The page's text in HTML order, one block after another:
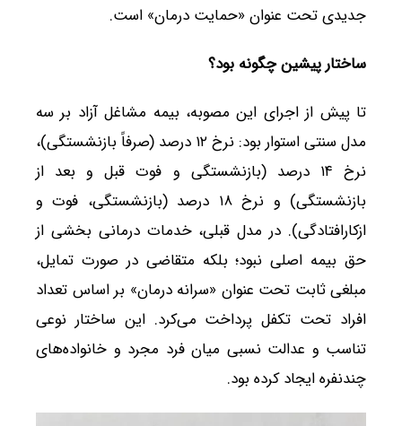
جدیدی تحت عنوان «حمایت درمان» است.
ساختار پیشین چگونه بود؟
تا پیش از اجرای این مصوبه، بیمه مشاغل آزاد بر سه
مدل سنتی استوار بود: نرخ ۱۲ درصد (صرفاً بازنشستگی)،
نرخ ۱۴ درصد (بازنشستگی و فوت قبل و بعد از
بازنشستگی) و نرخ ۱۸ درصد (بازنشستگی، فوت و
ازکارافتادگی). در مدل قبلی، خدمات درمانی بخشی از
حق بیمه اصلی نبود؛ بلکه متقاضی در صورت تمایل،
مبلغی ثابت تحت عنوان «سرانه درمان» بر اساس تعداد
افراد تحت تکفل پرداخت می‌کرد. این ساختار نوعی
تناسب و عدالت نسبی میان فرد مجرد و خانواده‌های
چندنفره ایجاد کرده بود.